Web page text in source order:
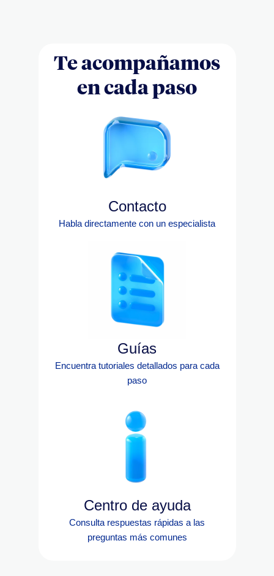
Te acompañamos
en cada paso
Contacto
Habla directamente con un especialista
Guías
Encuentra tutoriales detallados para cada
paso
Centro de ayuda
Consulta respuestas rápidas a las
preguntas más comunes